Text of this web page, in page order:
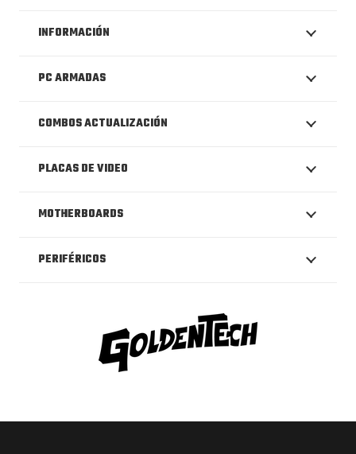
INFORMACIÓN
PC ARMADAS
COMBOS ACTUALIZACIÓN
PLACAS DE VIDEO
MOTHERBOARDS
PERIFÉRICOS